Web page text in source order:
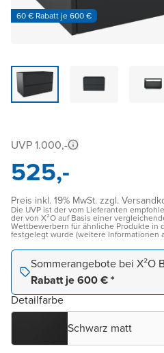
60 € Rabatt je 600 €
UVP 1.000,-
525,-
Preis inkl. 19% MwSt. zzgl.
Die UVP ist der vom Lieferanten
der von X²O auf Basis einer
Wettbewerbern für ähnliche Produkte in
festgelegt wurde (weitere Informationen
Sommerangebote bei X²O
Rabatt je 600 € *
Detailfarbe
Schwarz matt